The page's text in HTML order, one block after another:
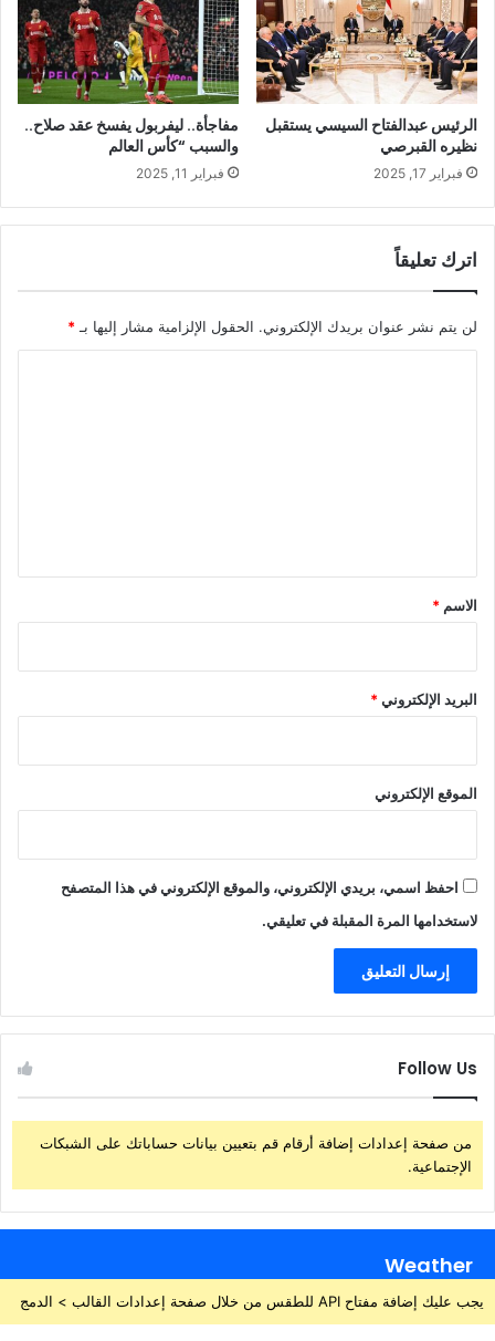
الرئيس عبدالفتاح السيسي يستقبل
نظيره القبرصي
فبراير 17, 2025
مفاجأة.. ليفربول يفسخ عقد صلاح..
والسبب “كأس العالم
فبراير 11, 2025
اترك تعليقاً
لن يتم نشر عنوان بريدك الإلكتروني. الحقول الإلزامية مشار إليها بـ *
*
الاسم *
البريد الإلكتروني*
الموقع الإلكتروني
احفظ اسمي، بريدي الإلكتروني، والموقع الإلكتروني في هذا المتصفح
لاستخدامها المرة المقبلة في تعليقي.
Follow Us
من صفحة إعدادات إضافة أرقام قم بتعيين بيانات حساباتك على الشبكات
الإجتماعية.
Weather
يجب عليك إضافة مفتاح API للطقس من خلال صفحة إعدادات القالب > الدمج